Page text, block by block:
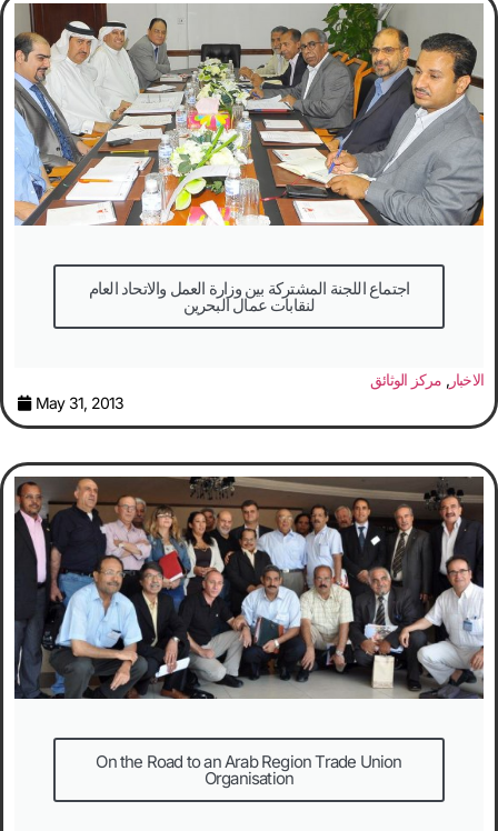
اجتماع اللجنة المشتركة بين وزارة العمل والاتحاد العام
لنقابات عمال البحرين
الاخبار, مركز الوثائق
May 31, 2013
On the Road to an Arab Region Trade Union
Organisation